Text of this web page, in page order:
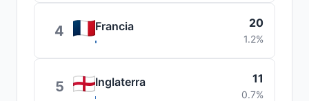
4 Francia 20
1.2%
5 Inglaterra 11
0.7%